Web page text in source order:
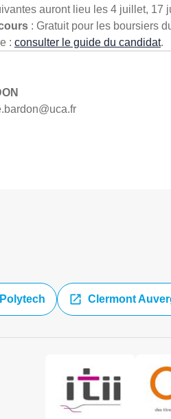
auront lieu les 4 juillet, 17
: Gratuit pour les boursiers
: consulter le guide du candidat.
Clermont